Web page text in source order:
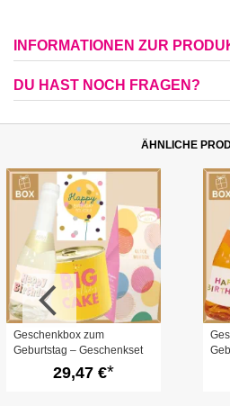
INFORMATIONEN ZUR
DU HAST NOCH FRAGEN?
ÄHNLICHE
Geschenkbox zum
Geburtstag – Geschenkset
„Happy Birthday to you!“ (Set
29,47 €